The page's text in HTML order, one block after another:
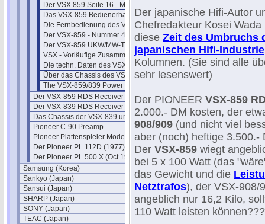
Der VSX 859 Seite 16 - Main Essy
Das VSX-859 Bedienerhandbuch
Die Fernbedienung des VSX 859
Der VSX-859 - Nummer 4 ist da
Der VSX-859 UKW/MW-Tuner
VSX - Vorläufige Zusammenfassung
Die techn. Daten des VSX-859
Über das Chassis des VSX 859
The VSX-859/839 Power Off Secret
Der VSX-859 RDS Receiver II
Der VSX-839 RDS Receiver
Das Chassis der VSX-839 und 859
Pioneer C-90 Preamp
Pioneer Plattenspieler Modelle
Der Pioneer PL 112D (1977)
Der Pioneer PL 500 X (Oct.1979)
Samsung (Korea)
Sankyo (Japan)
Sansui (Japan)
SHARP (Japan)
SONY (Japan)
TEAC (Japan)
Der japanische Hifi-Autor
Chefredakteur Kosei Wada
diese Zeit des Umbruchs
japanischen Hifi-Industrie
Kolumnen. (Sie sind alle
sehr lesenswert)
Der PIONEER VSX-859
2.000.- DM kosten, der
908/909 (und nicht viel
aber (noch) heftige 3.500.-
Der VSX-859 wiegt
bei 5 x 100 Watt (das
das Gewicht und die
Netztrafos), der VSX-908/
angeblich nur 16,2 Kilo,
110 Watt leisten